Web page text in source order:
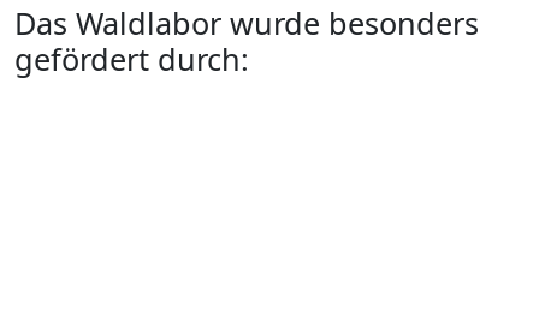
Das Waldlabor wurde besonders
gefördert durch: